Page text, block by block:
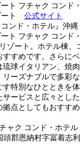
ート 公式サイト
ンド・ホテル』沖
ゾート。ホテル棟
すめです。さらに
球イタリアン、焼
ーズナブルで多彩
す特別なひとときを
ービスと広々とし
点としてもおすすめ
ャク コンド・ホテル
頭郡恩納村字冨着志